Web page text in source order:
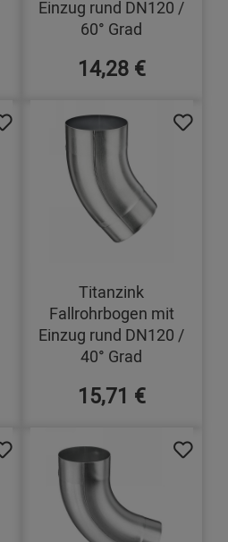
Einzug rund DN120 /
60° Grad
14,28 €
Titanzink
Fallrohrbogen mit
Einzug rund DN120 /
40° Grad
15,71 €